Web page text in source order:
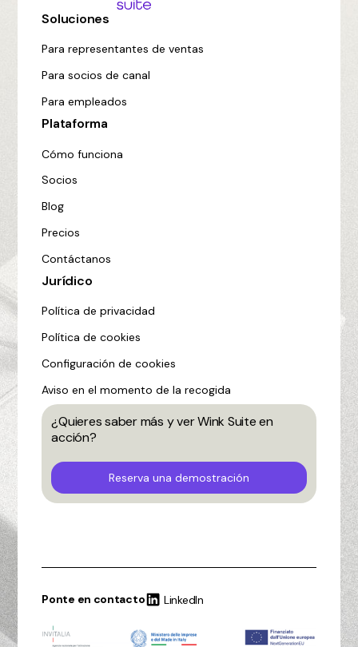
Soluciones
Para representantes de ventas
Para socios de canal
Para empleados
Plataforma
Cómo funciona
Socios
Blog
Precios
Contáctanos
Jurídico
Política de privacidad
Política de cookies
Configuración de cookies
Aviso en el momento de la recogida
¿Quieres saber más y ver Wink Suite en
acción?
Reserva una demostración
Ponte en contacto LinkedIn